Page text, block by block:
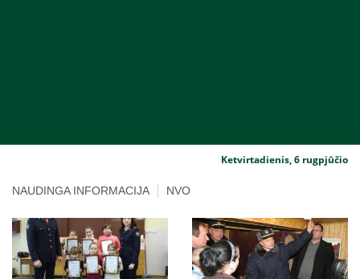
Ketvirtadienis, 6 rugpjūčio
NAUDINGA INFORMACIJA NVO